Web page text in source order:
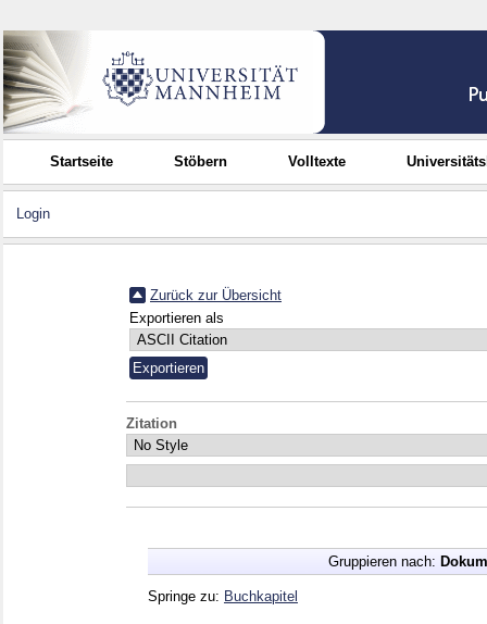
Startseite Stöbern Volltexte
Login
Zurück zur Übersicht
Exportieren als
Zitation
Gruppieren nach:
Springe zu: Buchkapitel